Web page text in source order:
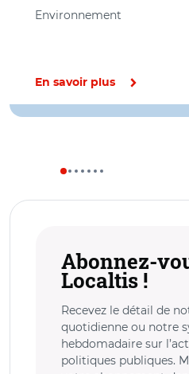
Environnement
En savoir plus
Abonnez-
Localtis !
Recevez le détail de
quotidienne ou notre
hebdomadaire sur
politiques publiques.